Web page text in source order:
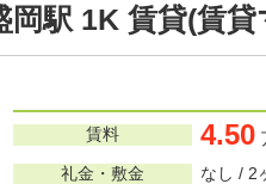
岡駅 1K 賃貸(賃
賃料 4.50
礼金・敷金
なし / 2